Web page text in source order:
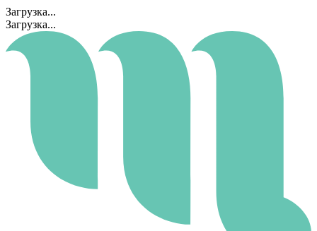
Загрузка...
Загрузка...